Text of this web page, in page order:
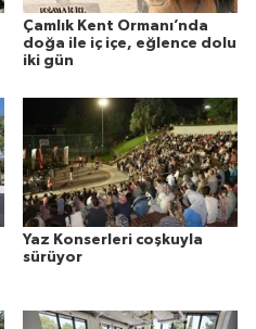
Çamlık Kent Ormanı’nda
doğa ile iç içe, eğlence dolu
iki gün
Yaz Konserleri coşkuyla
sürüyor